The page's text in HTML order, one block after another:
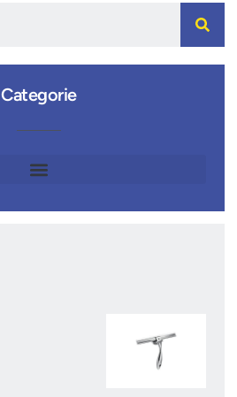
Categorie